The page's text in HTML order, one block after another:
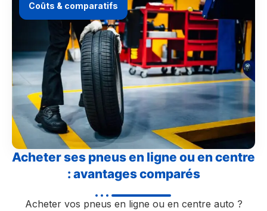
Coûts & comparatifs
Acheter ses pneus en ligne ou en centre
: avantages comparés
Acheter vos pneus en ligne ou en centre auto ?